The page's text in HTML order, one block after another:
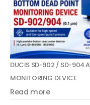
DUCIS SD-902 / SD-904
MONITORING DEVICE
Read more